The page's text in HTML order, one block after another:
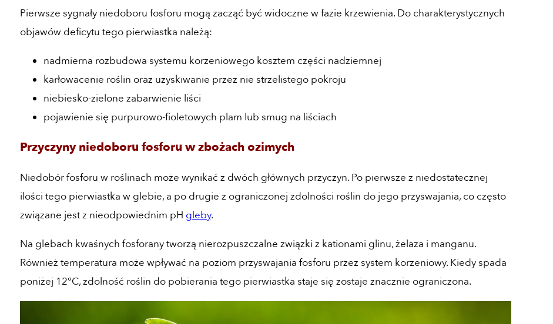
Pierwsze sygnały niedoboru fosforu mogą zacząć być widoczne w fazie krzewienia. Do charakterystycznych
objawów deficytu tego pierwiastka należą:
nadmierna rozbudowa systemu korzeniowego kosztem części nadziemnej
karłowacenie roślin oraz uzyskiwanie przez nie strzelistego pokroju
niebiesko-zielone zabarwienie liści
pojawienie się purpurowo-fioletowych plam lub smug na liściach
Przyczyny niedoboru fosforu w zbożach ozimych
Niedobór fosforu w roślinach może wynikać z dwóch głównych przyczyn. Po pierwsze z niedostatecznej
ilości tego pierwiastka w glebie, a po drugie z ograniczonej zdolności roślin do jego przyswajania, co często
związane jest z nieodpowiednim pH gleby.
Na glebach kwaśnych fosforany tworzą nierozpuszczalne związki z kationami glinu, żelaza i manganu.
Również temperatura może wpływać na poziom przyswajania fosforu przez system korzeniowy. Kiedy spada
poniżej 12°C, zdolność roślin do pobierania tego pierwiastka staje się zostaje znacznie ograniczona.